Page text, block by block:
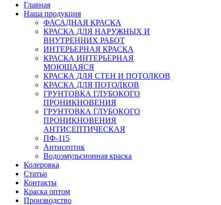
Главная
Наша продукция
ФАСАДНАЯ КРАСКА
КРАСКА ДЛЯ НАРУЖНЫХ И
ВНУТРЕННИХ РАБОТ
ИНТЕРЬЕРНАЯ КРАСКА
КРАСКА ИНТЕРЬЕРНАЯ
МОЮЩАЯСЯ
КРАСКА ДЛЯ СТЕН И ПОТОЛКОВ
КРАСКА ДЛЯ ПОТОЛКОВ
ГРУНТОВКА ГЛУБОКОГО
ПРОНИКНОВЕНИЯ
ГРУНТОВКА ГЛУБОКОГО
ПРОНИКНОВЕНИЯ
АНТИСЕПТИЧЕСКАЯ
ПФ-115
Антисептик
Водоэмульсионная краска
Колеровка
Статьи
Контакты
Краска оптом
Производство